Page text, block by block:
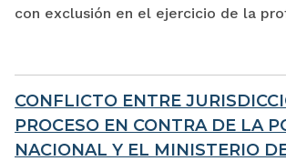
con exclusión en el ejercicio de la
CONFLICTO ENTRE
PROCESO EN CONTRA DE LA
NACIONAL Y EL MINISTERIO